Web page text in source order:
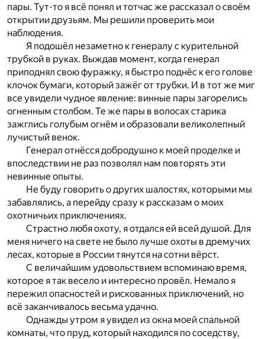
пары. Тут-то я всё понял и тотчас же рассказал о своём
открытии друзьям. Мы решили проверить мои
наблюдения.
Я подошёл незаметно к генералу с курительной
трубкой в руках. Выждав момент, когда генерал
приподнял свою фуражку, я быстро поднёс к его голове
клочок бумаги, который зажёг от трубки. И в тот же миг
все увидели чудное явление: винные пары загорелись
огненным столбом. Те же пары в волосах старика
зажглись голубым огнём и образовали великолепный
лучистый венок.
Генерал отнёсся добродушно к моей проделке и
впоследствии не раз позволял нам повторять эти
невинные опыты.
Не буду говорить о других шалостях, которыми мы
забавлялись, а перейду сразу к рассказам о моих
охотничьих приключениях.
Страстно любя охоту, я отдался ей всей душой. Для
меня ничего на свете не было лучше охоты в дремучих
лесах, которые в России тянутся на сотни вёрст.
С величайшим удовольствием вспоминаю время,
которое я так весело и интересно провёл. Немало я
пережил опасностей и рискованных приключений, но
всё заканчивалось весьма удачно.
Однажды утром я увидел из окна моей спальной
комнаты, что пруд, который находился по соседству,